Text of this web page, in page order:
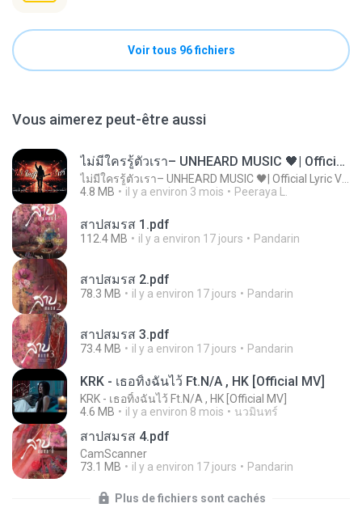
Voir tous 96 fichiers
Vous aimerez peut-être aussi
ไม่มีใครรู้ตัวเรา– UNHEARD MUSIC 🖤| Official Lyric Video | เพลงสู้ชีวิต
4.8 MB
il y a environ 3 mois Peeraya L.
สาปสมรส 1.pdf
112.4 MB il y a environ 17 jours Pandarin
สาปสมรส 2.pdf
78.3 MB il y a environ 17 jours Pandarin
สาปสมรส 3.pdf
73.4 MB il y a environ 17 jours Pandarin
KRK - เธอทิ้งฉันไว้ Ft.N/A , HK [Official MV]
KRK - เธอทิ้งฉันไว้ Ft.N/A , HK [Official MV]
4.6 MB
il y a environ 8 mois นวมินทร์
สาปสมรส 4.pdf
CamScanner
73.1 MB
il y a environ 17 jours Pandarin
Plus de fichiers sont cachés